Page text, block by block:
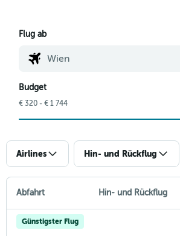
Flug ab
Budget
€ 320 - € 1 744
Airlines Hin- und Rückflug
Abfahrt Hin- und Rückflug
Günstigster Flug